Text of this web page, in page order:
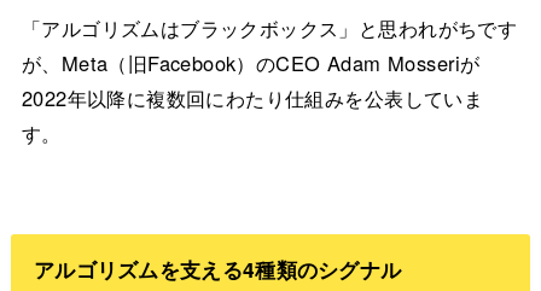
「アルゴリズムはブラックボックス」と思われがちです
が、Meta（旧Facebook）のCEO Adam Mosseriが
2022年以降に複数回にわたり仕組みを公表していま
す。
アルゴリズムを支える4種類のシグナル